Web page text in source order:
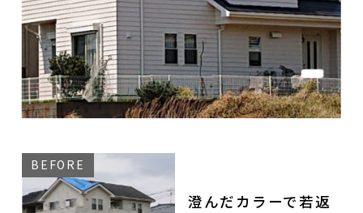
澄んだカラーで若返